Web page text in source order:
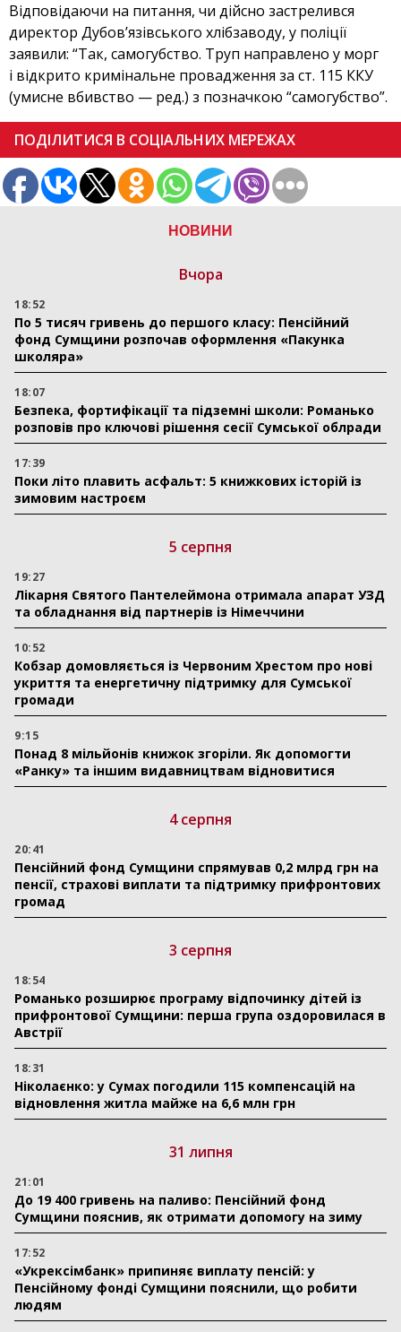
НОВИНИ
Вчора
18:52
По 5 тисяч гривень до першого класу: Пенсійний
фонд Сумщини розпочав оформлення «Пакунка
школяра»
18:07
Безпека, фортифікації та підземні школи: Романько
розповів про ключові рішення сесії Сумської облради
17:39
Поки літо плавить асфальт: 5 книжкових історій із
зимовим настроєм
5 серпня
19:27
Лікарня Святого Пантелеймона отримала апарат УЗД
та обладнання від партнерів із Німеччини
10:52
Кобзар домовляється із Червоним Хрестом про нові
укриття та енергетичну підтримку для Сумської
громади
9:15
Понад 8 мільйонів книжок згоріли. Як допомогти
«Ранку» та іншим видавництвам відновитися
4 серпня
20:41
Пенсійний фонд Сумщини спрямував 0,2 млрд грн на
пенсії, страхові виплати та підтримку прифронтових
громад
3 серпня
18:54
Романько розширює програму відпочинку дітей із
прифронтової Сумщини: перша група оздоровилася в
Австрії
18:31
Ніколаєнко: у Сумах погодили 115 компенсацій на
відновлення житла майже на 6,6 млн грн
31 липня
21:01
До 19 400 гривень на паливо: Пенсійний фонд
Сумщини пояснив, як отримати допомогу на зиму
17:52
«Укрексімбанк» припиняє виплату пенсій: у
Пенсійному фонді Сумщини пояснили, що робити
людям
Відповідаючи на питання, чи дійсно застрелився
директор Дубов’язівського хлібзаводу, у поліції
заявили: “Так, самогубство. Труп направлено у морг
і відкрито кримінальне провадження за ст. 115 ККУ
(умисне вбивство — ред.) з позначкою “самогубство”.
ПОДІЛИТИСЯ В СОЦІАЛЬНИХ МЕРЕЖАХ